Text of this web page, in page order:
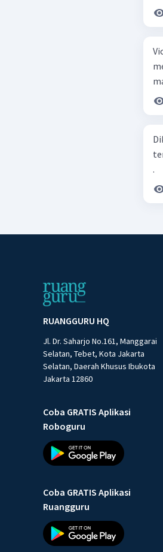
.
RUANGGURU HQ
Jl. Dr. Saharjo No.161, Manggarai
Selatan, Tebet, Kota Jakarta
Selatan, Daerah Khusus Ibukota
Jakarta 12860
Coba GRATIS Aplikasi
Roboguru
Coba GRATIS Aplikasi
Ruangguru